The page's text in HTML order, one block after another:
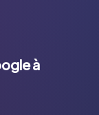
à